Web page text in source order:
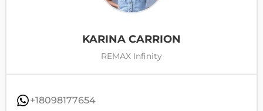
KARINA CARRION
REMAX Infinity
+18098177654